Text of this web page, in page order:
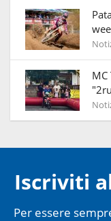
MC
Iscriviti
Per essere